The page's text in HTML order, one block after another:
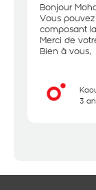
Bonjour
Vous
composant
Merci de
Bien à vous,
3